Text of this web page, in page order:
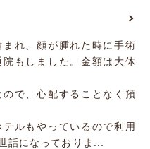
れ、顔が腫れた時に手術
もしました。金額は大体
で、心配することなく預
ルもやっているので利用
話になっておりま...